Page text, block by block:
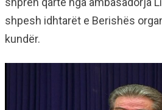
shpesh idhtarët e Berishës
kundër.